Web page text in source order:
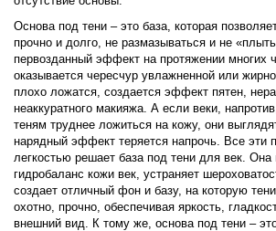
Основа под тени – это база, которая
прочно и долго, не размазываться и не
первозданный эффект на протяжении многих
оказывается чересчур увлажненной или
плохо ложатся, создается эффект пятен,
неаккуратного макияжа. А если веки,
теням труднее ложиться на кожу, они
нарядный эффект теряется напрочь. Все эти
легкостью решает база под тени для век. Она
гидробаланс кожи век, устраняет
создает отличный фон и базу, на которую
охотно, прочно, обеспечивая яркость,
внешний вид. К тому же, основа под тени –